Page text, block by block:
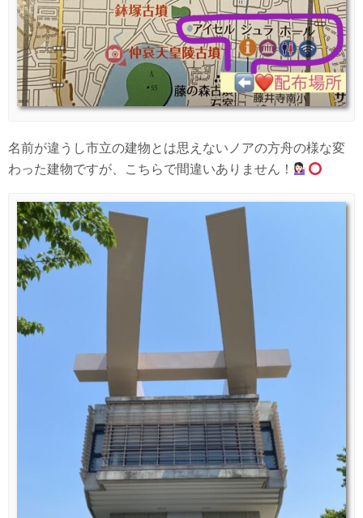
名前が違うし市立の建物とは思えないノアの方舟の様な変
わった建物ですが、こちらで間違いありません！